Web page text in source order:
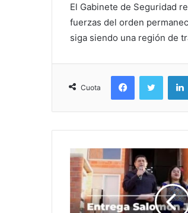
El Gabinete de Seguridad
fuerzas del orden
siga siendo una región de
Cuota
FacebookTwitter